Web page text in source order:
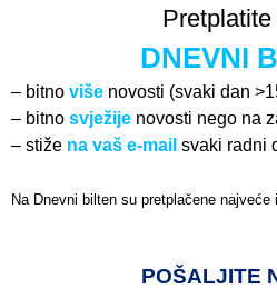
DNEVNI
– bitno više novosti (svaki dan
– bitno svježije novosti nego na
– stiže na vaš e-mail svaki radni
Na Dnevni bilten su pretplačene
POŠALJITE